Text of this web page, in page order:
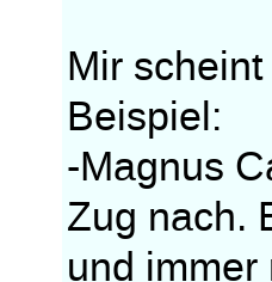
Mir
Beispiel:
-Magnus
Zug nach.
und